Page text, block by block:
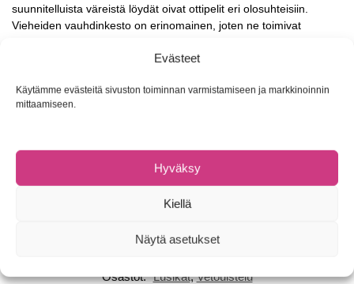
Evästeet
Käytämme evästeitä sivuston toiminnan varmistamiseen ja markkinoinnin
mittaamiseen.
Hyväksy
Kiellä
Näytä asetukset
suunnitelluista väreistä löydät oivat ottipelit eri olosuhteisiin.
Vieheiden vauhdinkesto on erinomainen, joten ne toimivat
Heittokalastukseen ja vetouisteluun
Käsinmaalattu
Koukku: #4 kolmihaarakoukku
Osastot: Lusikat,Vetouistelu